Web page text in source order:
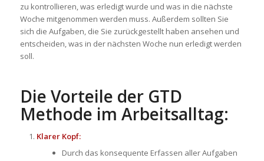
zu kontrollieren, was erledigt wurde und was in die nächste
Woche mitgenommen werden muss. Außerdem sollten Sie
sich die Aufgaben, die Sie zurückgestellt haben ansehen und
entscheiden, was in der nächsten Woche nun erledigt werden
soll.
Die Vorteile der GTD
Methode im Arbeitsalltag:
Klarer Kopf:
Durch das konsequente Erfassen aller Aufgaben